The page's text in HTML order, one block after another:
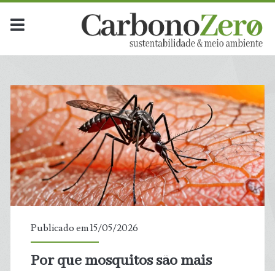
Publicado em 15/05/2026
Por que mosquitos são mais